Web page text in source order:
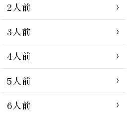
2人前
3人前
4人前
5人前
6人前